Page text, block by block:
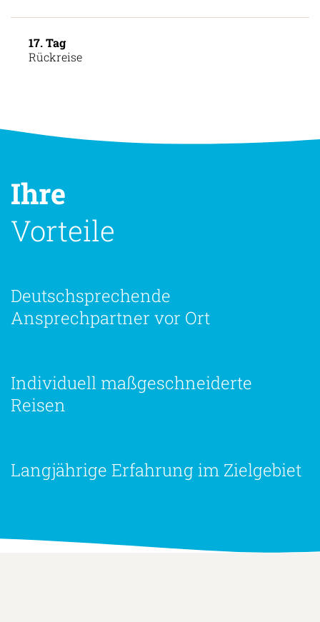
17. Tag
Rückreise
Ihre
Vorteile
Deutschsprechende
Ansprechpartner vor Ort
Individuell maßgeschneiderte
Reisen
Langjährige Erfahrung im Zielgebiet